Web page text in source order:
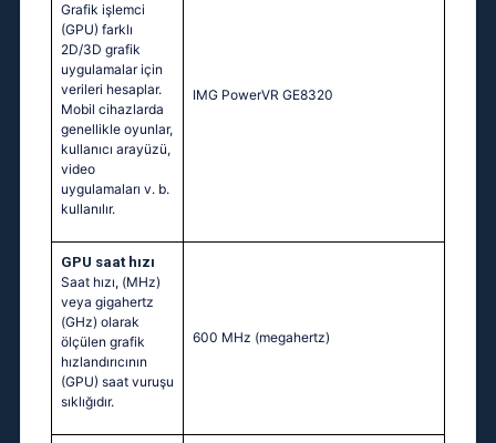
Grafik işlemci
(GPU) farklı
2D/3D grafik
uygulamalar için
verileri hesaplar.
Mobil cihazlarda
genellikle oyunlar,
kullanıcı arayüzü,
video
uygulamaları v. b.
kullanılır.
IMG PowerVR GE8320
GPU saat hızı
Saat hızı, (MHz)
veya gigahertz
(GHz) olarak
ölçülen grafik
hızlandırıcının
(GPU) saat vuruşu
sıklığıdır.
600 MHz (megahertz)